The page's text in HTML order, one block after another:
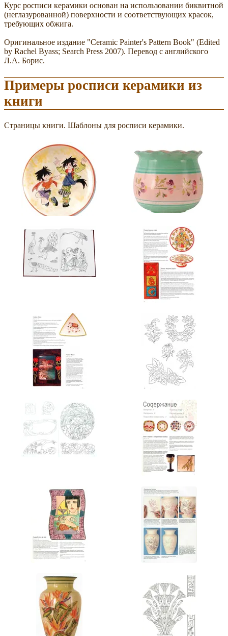
Курс росписи керамики основан на использовании биквитной
(неглазурованной) поверхности и соответствующих красок,
требующих обжига.
Оригинальное издание "Ceramic Painter's Pattern Book" (Edited
by Rachel Byass; Search Press 2007). Перевод с английского
Л.А. Борис.
Примеры росписи керамики из
книги
Страницы книги. Шаблоны для росписи керамики.